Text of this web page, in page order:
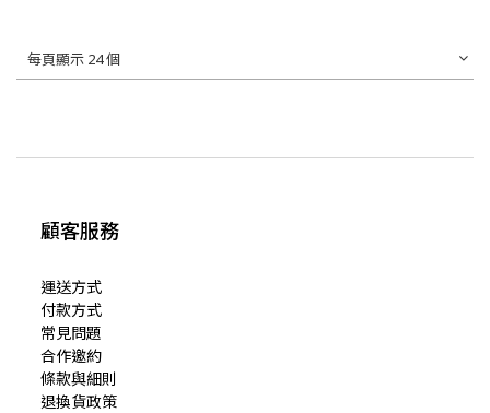
每頁顯示 24 個
顧客服務
運送方式
付款方式
常見問題
合作邀約
條款與細則
退換貨政策